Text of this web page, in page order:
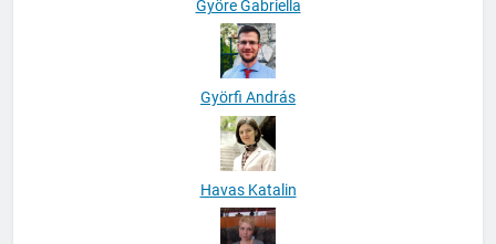
Györe Gabriella
Györfi András
Havas Katalin